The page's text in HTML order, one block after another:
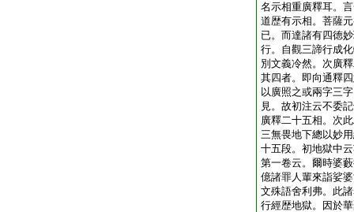
名示相重廣釋耳。
道歴有示相。菩薩
已。而達諸有四徳
行。自觀三諦行成
別文義冷然。次廣
其四者。即向通釋
以廣照之或兩字三
見。故初注云不委
廣釋二十五相。次
三無畏地下總以妙
十五段。初地獄中
第一卷云。爾時婆
億諸罪人輩來詣娑
文殊語舍利弗。此
行經歴地獄。因於